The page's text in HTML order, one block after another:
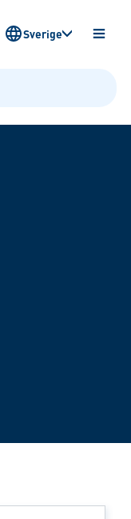
Sverige